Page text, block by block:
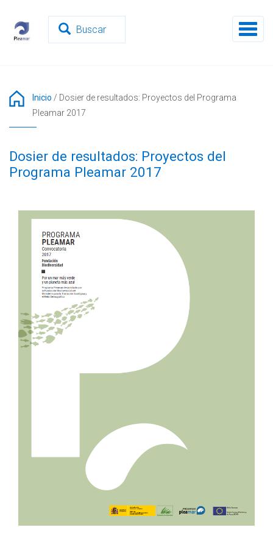
contenido
principal
Toggle
Inicio / Dosier de resultados: Proyectos del Programa
Pleamar 2017
Dosier de resultados: Proyectos del
Programa Pleamar 2017
CAPTURA_DE_PANTALLA_2024-01-
09_151148.PNG